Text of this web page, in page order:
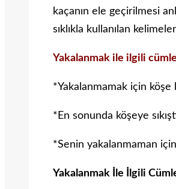
kaçanın ele geçirilmesi
sıklıkla kullanılan
Yakalanmak ile ilgili
*Yakalanmamak için
*En sonunda köşeye
*Senin yakalanmaman
Yakalanmak İle İlgili